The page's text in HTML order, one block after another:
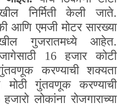
निर्मिती केली जाते.
आणि एमजी मोटर सारख्या
गुजरातमध्ये आहेत.
16 हजार कोटी
करण्याची शक्यता
गुंतवणूक करण्याची
लोकांना रोजगाराच्या